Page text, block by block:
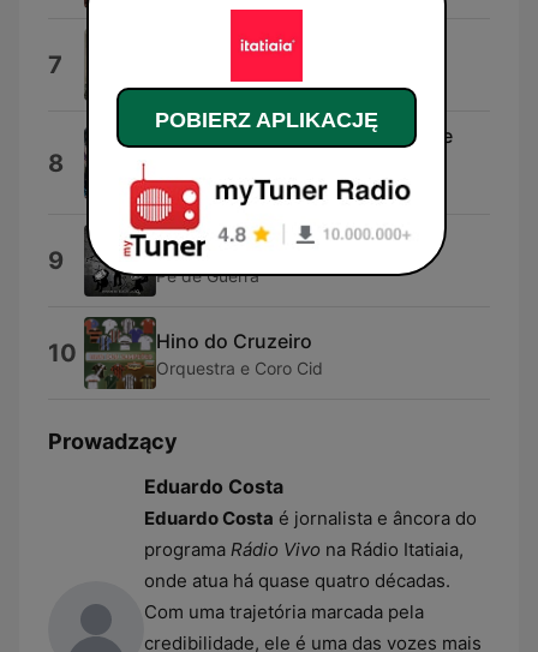
7 O Programa Vai Começar
Banda Cosmo Express
8
Nabucco (Va...Pensier) [Coro de
Waldo De Los Rios
9 Fabrica de Manipulação
Pé de Guerra
10 Hino do Cruzeiro
Orquestra e Coro Cid
Prowadzący
Eduardo Costa
Eduardo Costa é jornalista e âncora do
programa Rádio Vivo na Rádio Itatiaia,
onde atua há quase quatro décadas.
Com uma trajetória marcada pela
credibilidade, ele é uma das vozes mais
POBIERZ APLIKACJĘ